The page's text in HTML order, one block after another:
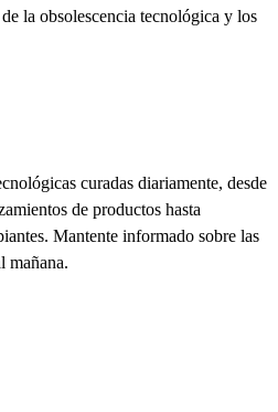
la obsolescencia tecnológica y los
curadas diariamente, desde
de productos hasta
Mantente informado sobre las
mañana.